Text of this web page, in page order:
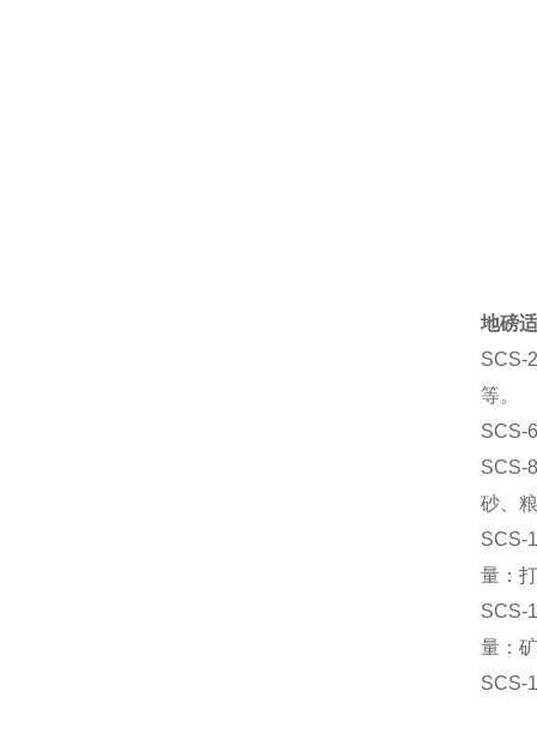
地磅
SCS-
等。
SCS-
SCS-
砂、
SCS-
量：
SCS-
量：
SCS-